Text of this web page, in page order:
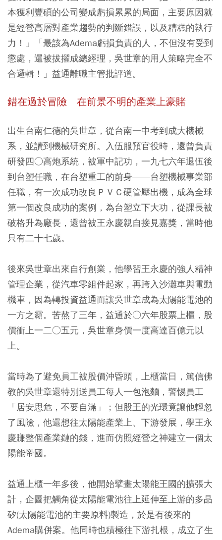
本獲利豐碩的公司變成虧損累累的局面，主要原因就
是經營高層對產業趨勢的判斷錯誤，以及糟糕的執行
力！」「最該為Adema虧損負責的人，不但沒有受到
懲處，還被拔擢成總經理，吳世章的用人策略完全不
合邏輯！」益通離職主管批評道。
錯在過於冒險 在前景不明的產業上豪賭
出生台南仁德的吳世章，從台南一中考到成大機械
系，並讀到機械研究所。入伍服預官役時，還曾負責
研發四○高炮系統，被軍中記功，一九七六年退伍後
到台塑任職，在台塑重工的前身——台塑機械事業部
任職，有一次成功改良ＰＶＣ硬管壓出機，成為全球
第一個改良成功的案例，為台塑立下大功，從課長被
破格升為廠長，還曾被王永慶親自接見嘉獎，當時他
只有二十七歲。
後來吳世章出來自行創業，他學習王永慶的強人精神
管理企業，從汽車零組件起家，再跨入沙灘車與電動
機車，因為轉投資益通而讓吳世章成為太陽能電池的
一方之霸。苦熬了三年，益通於○六年股票上櫃，股
價衝上一二○五元，吳世章身價一度高達百億元以
上。
當時為了避免員工被股價沖昏頭，上櫃當日，篤信佛
教的吳世章還特別送員工每人一包泡麵，警惕員工
「居安思危，不要自滿」；但股王的光環竟讓他輕忽
了風險，他還想往太陽能產業上、下游發展，學王永
慶賺整個產業鏈的錢，進而仿照經營之神建立一個太
陽能帝國。
益通上櫃一年多後，他開始擘畫太陽能王國的擴張大
計，企圖把觸角從太陽能電池往上延伸至上游的多晶
矽(太陽能電池的主要原料)製造，於是有後來的
Adema購併案。他同時也積極往下游扎根，成立了生